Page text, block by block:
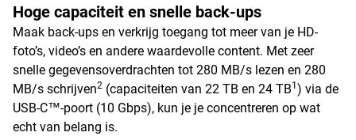
Hoge capaciteit en snelle back-ups
Maak back-ups en verkrijg toegang tot meer van je HD-
foto’s, video’s en andere waardevolle content. Met zeer
snelle gegevensoverdrachten tot 280 MB/s lezen en 280
MB/s schrijven2 (capaciteiten van 22 TB en 24 TB1 ) via de
USB-C™-poort (10 Gbps), kun je je concentreren op wat
echt van belang is.